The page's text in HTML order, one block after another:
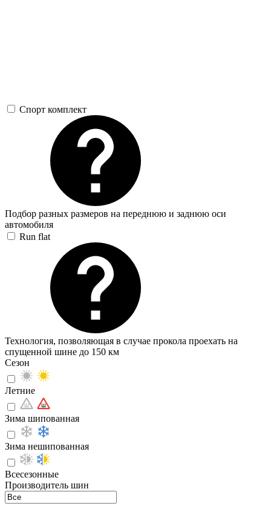
Спорт комплект
Подбор разных размеров на переднюю и заднюю оси
автомобиля
Run flat
Технология, позволяющая в случае прокола проехать на
спущенной шине до 150 км
Сезон
Летние
Зима шипованная
Зима нешипованная
Всесезонные
Производитель шин